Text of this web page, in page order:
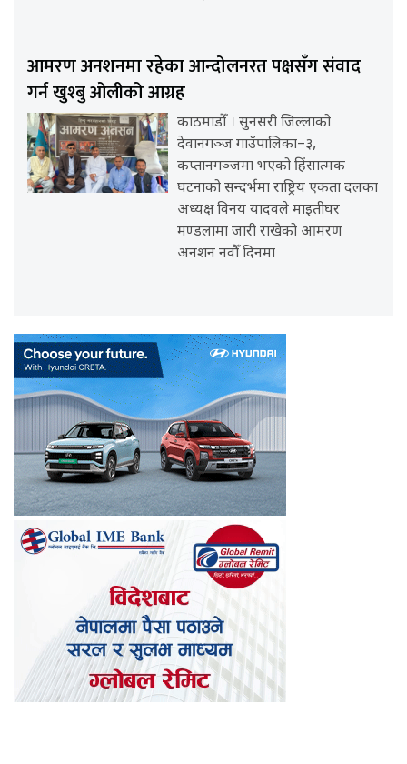
आमरण अनशनमा रहेका आन्दोलनरत पक्षसँग संवाद
गर्न खुश्बु ओलीको आग्रह
काठमाडौँ । सुनसरी जिल्लाको
देवानगञ्ज गाउँपालिका–३,
कप्तानगञ्जमा भएको हिंसात्मक
घटनाको सन्दर्भमा राष्ट्रिय एकता दलका
अध्यक्ष विनय यादवले माइतीघर
मण्डलामा जारी राखेको आमरण
अनशन नवौँ दिनमा